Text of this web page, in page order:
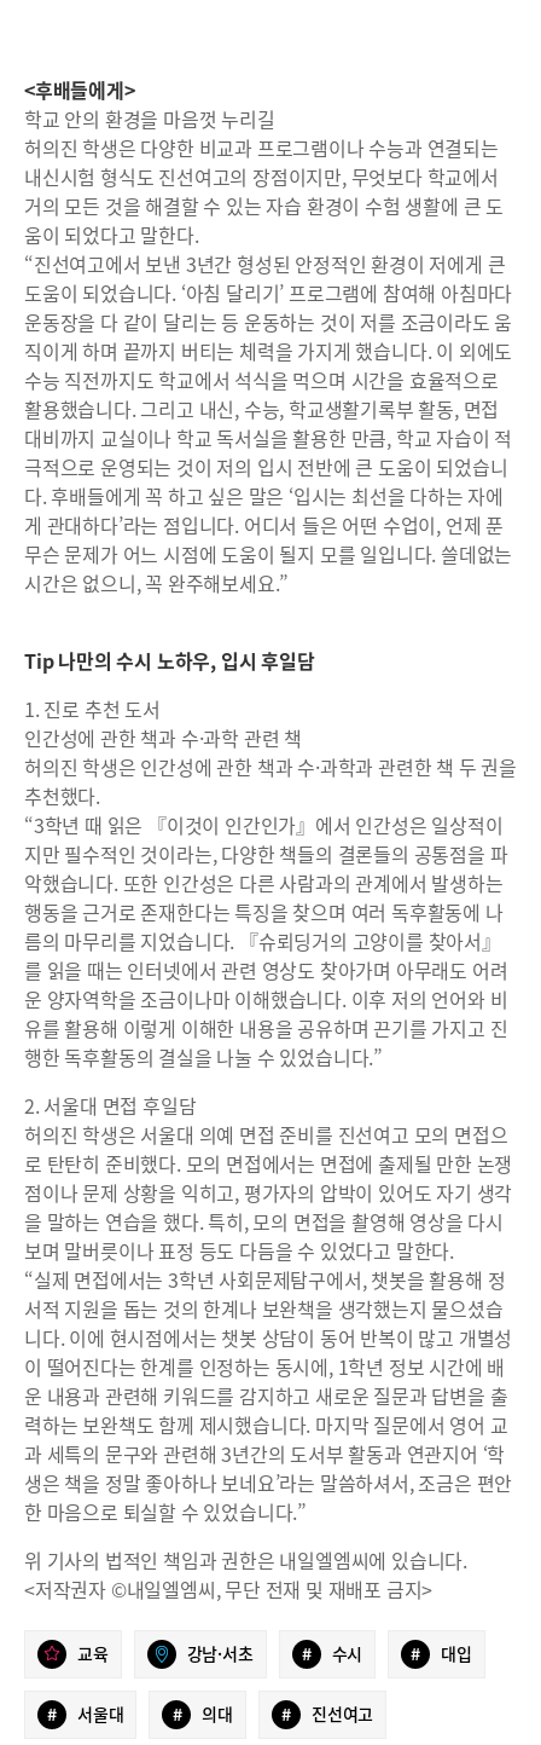
<후배들에게>
학교 안의 환경을 마음껏 누리길
허의진 학생은 다양한 비교과 프로그램이나 수능과 연결되는
내신시험 형식도 진선여고의 장점이지만, 무엇보다 학교에서
거의 모든 것을 해결할 수 있는 자습 환경이 수험 생활에 큰 도
움이 되었다고 말한다.
“진선여고에서 보낸 3년간 형성된 안정적인 환경이 저에게 큰
도움이 되었습니다. ‘아침 달리기’ 프로그램에 참여해 아침마다
운동장을 다 같이 달리는 등 운동하는 것이 저를 조금이라도 움
직이게 하며 끝까지 버티는 체력을 가지게 했습니다. 이 외에도
수능 직전까지도 학교에서 석식을 먹으며 시간을 효율적으로
활용했습니다. 그리고 내신, 수능, 학교생활기록부 활동, 면접
대비까지 교실이나 학교 독서실을 활용한 만큼, 학교 자습이 적
극적으로 운영되는 것이 저의 입시 전반에 큰 도움이 되었습니
다. 후배들에게 꼭 하고 싶은 말은 ‘입시는 최선을 다하는 자에
게 관대하다’라는 점입니다. 어디서 들은 어떤 수업이, 언제 푼
무슨 문제가 어느 시점에 도움이 될지 모를 일입니다. 쓸데없는
시간은 없으니, 꼭 완주해보세요.”
Tip 나만의 수시 노하우, 입시 후일담
1. 진로 추천 도서
인간성에 관한 책과 수·과학 관련 책
허의진 학생은 인간성에 관한 책과 수·과학과 관련한 책 두 권을
추천했다.
“3학년 때 읽은 『이것이 인간인가』에서 인간성은 일상적이
지만 필수적인 것이라는, 다양한 책들의 결론들의 공통점을 파
악했습니다. 또한 인간성은 다른 사람과의 관계에서 발생하는
행동을 근거로 존재한다는 특징을 찾으며 여러 독후활동에 나
름의 마무리를 지었습니다. 『슈뢰딩거의 고양이를 찾아서』
를 읽을 때는 인터넷에서 관련 영상도 찾아가며 아무래도 어려
운 양자역학을 조금이나마 이해했습니다. 이후 저의 언어와 비
유를 활용해 이렇게 이해한 내용을 공유하며 끈기를 가지고 진
행한 독후활동의 결실을 나눌 수 있었습니다.”
2. 서울대 면접 후일담
허의진 학생은 서울대 의예 면접 준비를 진선여고 모의 면접으
로 탄탄히 준비했다. 모의 면접에서는 면접에 출제될 만한 논쟁
점이나 문제 상황을 익히고, 평가자의 압박이 있어도 자기 생각
을 말하는 연습을 했다. 특히, 모의 면접을 촬영해 영상을 다시
보며 말버릇이나 표정 등도 다듬을 수 있었다고 말한다.
“실제 면접에서는 3학년 사회문제탐구에서, 챗봇을 활용해 정
서적 지원을 돕는 것의 한계나 보완책을 생각했는지 물으셨습
니다. 이에 현시점에서는 챗봇 상담이 동어 반복이 많고 개별성
이 떨어진다는 한계를 인정하는 동시에, 1학년 정보 시간에 배
운 내용과 관련해 키워드를 감지하고 새로운 질문과 답변을 출
력하는 보완책도 함께 제시했습니다. 마지막 질문에서 영어 교
과 세특의 문구와 관련해 3년간의 도서부 활동과 연관지어 ‘학
생은 책을 정말 좋아하나 보네요’라는 말씀하셔서, 조금은 편안
한 마음으로 퇴실할 수 있었습니다.”
위 기사의 법적인 책임과 권한은 내일엘엠씨에 있습니다.
<저작권자 ©내일엘엠씨, 무단 전재 및 재배포 금지>
교육 강남·서초 # 수시 # 대입
# 서울대 # 의대 # 진선여고